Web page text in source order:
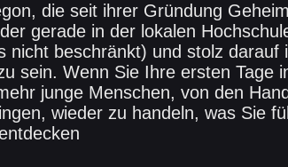
die seit ihrer Gründung
gerade in der lokalen
nicht beschränkt) und stolz darauf
sein. Wenn Sie Ihre ersten Tage
junge Menschen, von den
wieder zu handeln, was Sie